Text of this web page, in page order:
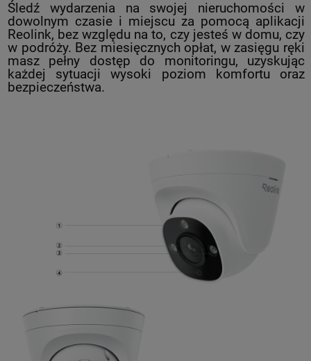
Śledź wydarzenia na swojej nieruchomości w
dowolnym czasie i miejscu za pomocą aplikacji
Reolink, bez względu na to, czy jesteś w domu, czy
w podróży. Bez miesięcznych opłat, w zasięgu ręki
masz pełny dostęp do monitoringu, uzyskując
każdej sytuacji wysoki poziom komfortu oraz
bezpieczeństwa.